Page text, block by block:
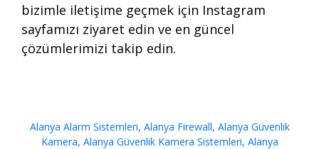
bizimle iletişime geçmek için Instagram
sayfamızı ziyaret edin ve en güncel
çözümlerimizi takip edin.
Alanya Alarm Sistemleri, Alanya Firewall, Alanya Güvenlik
Kamera, Alanya Güvenlik Kamera Sistemleri, Alanya